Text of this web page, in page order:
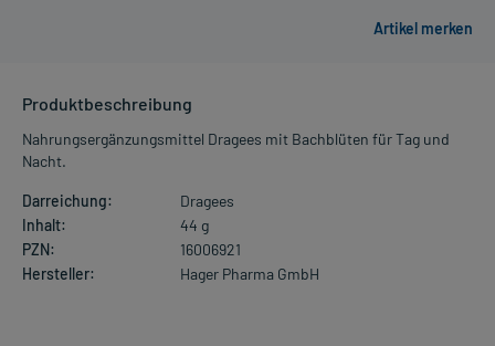
Produktbeschreibung
Nahrungsergänzungsmittel Dragees mit Bachblüten für Tag und
Nacht.
Darreichung:
Dragees
Inhalt:
44 g
PZN:
16006921
Hersteller:
Hager Pharma GmbH